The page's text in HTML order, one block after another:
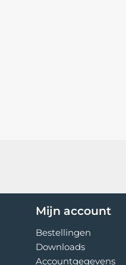
Mijn account
Bestellingen
Downloads
Accountgegevens